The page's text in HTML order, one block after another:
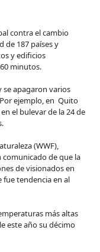
contra el cambio
de 187 países y
y edificios
minutos.
se apagaron varios
ejemplo, enQuito
el bulevar de la 24 de
(WWF),
de que la
de visionados en
fue tendencia en al
más altas
este año su décimo